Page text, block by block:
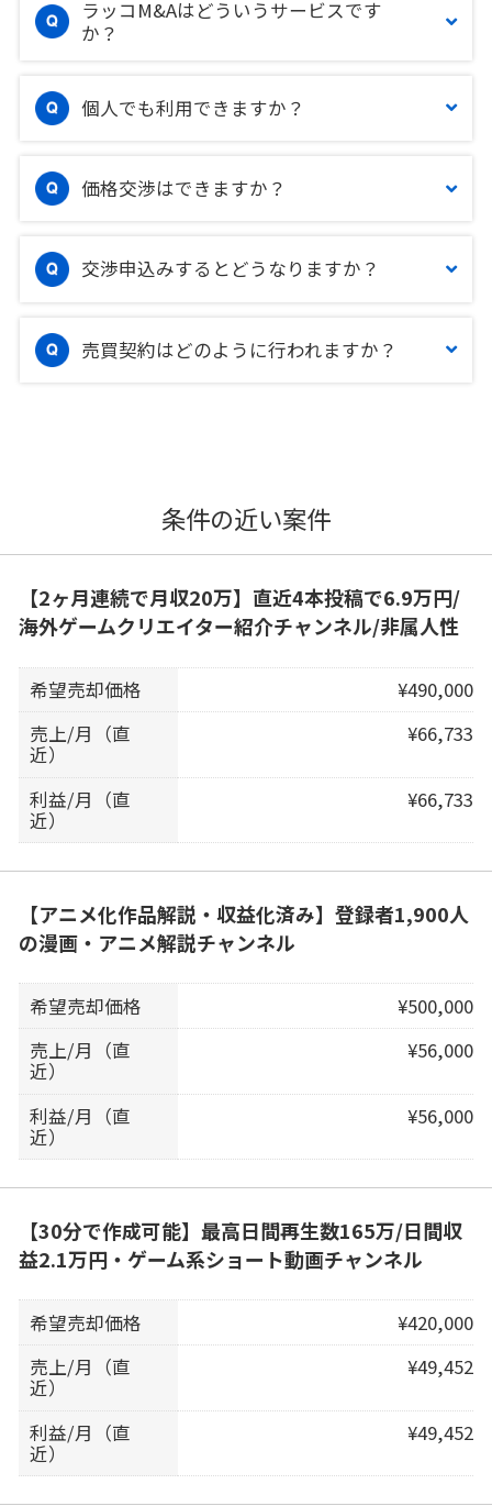
ラッコM&Aはどういうサービスです
か？
個人でも利用できますか？
価格交渉はできますか？
交渉申込みするとどうなりますか？
売買契約はどのように行われますか？
条件の近い案件
【2ヶ月連続で月収20万】直近4本投稿で6.9万円/
海外ゲームクリエイター紹介チャンネル/非属人性
希望売却価格
¥490,000
売上/月（直
近）
¥66,733
利益/月（直
近）
¥66,733
【アニメ化作品解説・収益化済み】登録者1,900人
の漫画・アニメ解説チャンネル
希望売却価格
¥500,000
売上/月（直
近）
¥56,000
利益/月（直
近）
¥56,000
【30分で作成可能】最高日間再生数165万/日間収
益2.1万円・ゲーム系ショート動画チャンネル
希望売却価格
¥420,000
売上/月（直
近）
¥49,452
利益/月（直
近）
¥49,452